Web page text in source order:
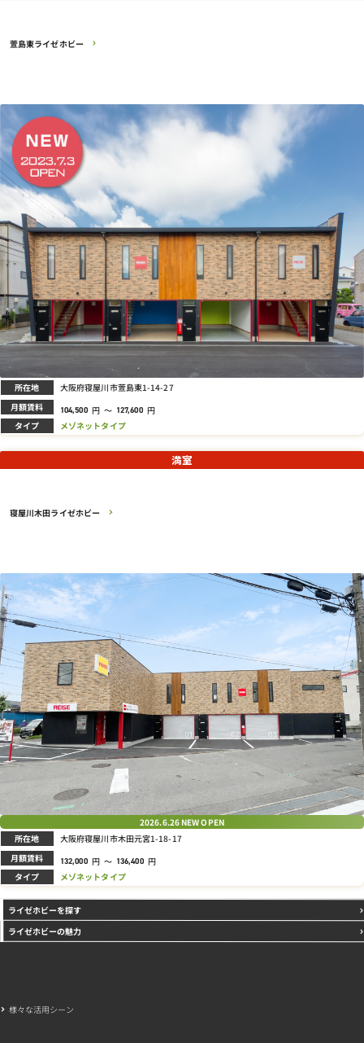
萱島東ライゼホビー
所在地 大阪府寝屋川市萱島東1-14-27
月額賃料 104,500 円 ～ 127,600 円
タイプ メゾネットタイプ
寝屋川木田ライゼホビー
満室
2026.6.26NEW OPEN
所在地 大阪府寝屋川市木田元宮1-18-17
月額賃料 132,000 円 ～ 136,400 円
タイプ メゾネットタイプ
ライゼホビーを探す
ライゼホビーの魅力
様々な活用シーン